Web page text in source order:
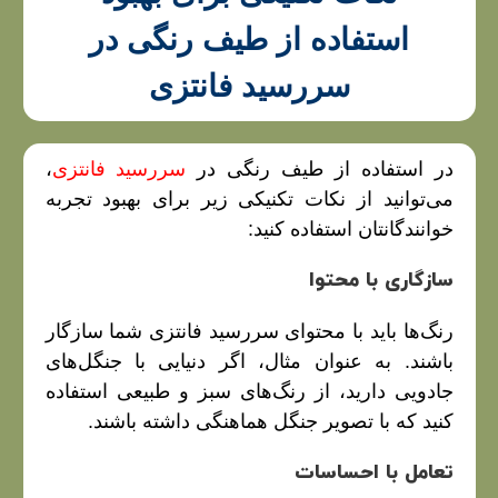
استفاده از طیف رنگی در
سررسید فانتزی
در استفاده از طیف رنگی در سررسید فانتزی،
می‌توانید از نکات تکنیکی زیر برای بهبود تجربه
خوانندگانتان استفاده کنید:
سازگاری با محتوا
رنگ‌ها باید با محتوای سررسید فانتزی شما سازگار
باشند. به عنوان مثال، اگر دنیایی با جنگل‌های
جادویی دارید، از رنگ‌های سبز و طبیعی استفاده
کنید که با تصویر جنگل هماهنگی داشته باشند.
تعامل با احساسات